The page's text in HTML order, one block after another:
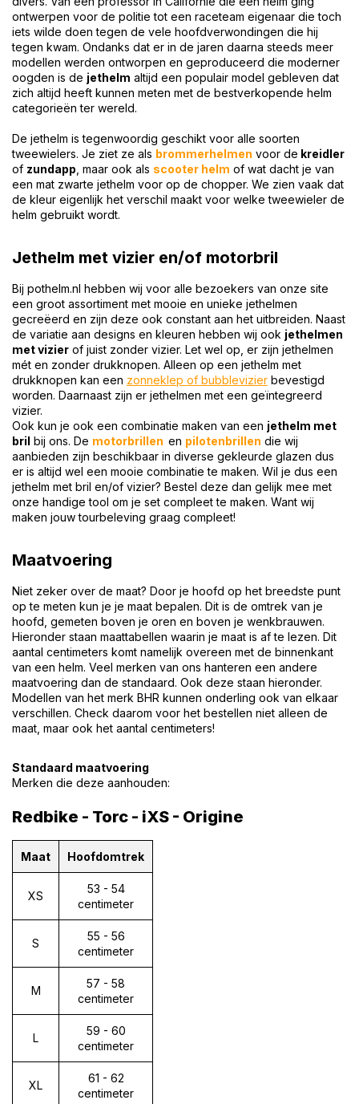
ontwerpen voor de politie tot een raceteam eigenaar die toch
iets wilde doen tegen de vele hoofdverwondingen die hij
tegen kwam. Ondanks dat er in de jaren daarna steeds meer
modellen werden ontworpen en geproduceerd die moderner
oogden is de jethelm altijd een populair model gebleven dat
zich altijd heeft kunnen meten met de bestverkopende helm
categorieën ter wereld.
De jethelm is tegenwoordig geschikt voor alle soorten
tweewielers. Je ziet ze als brommerhelmen voor de kreidler
of zundapp , maar ook als scooter helm of wat dacht je van
een mat zwarte jethelm voor op de chopper. We zien vaak dat
de kleur eigenlijk het verschil maakt voor welke tweewieler de
helm gebruikt wordt.
Jethelm met vizier en/of motorbril
Bij pothelm.nl hebben wij voor alle bezoekers van onze site
een groot assortiment met mooie en unieke jethelmen
gecreëerd en zijn deze ook constant aan het uitbreiden. Naast
de variatie aan designs en kleuren hebben wij ook jethelmen
met vizier of juist zonder vizier. Let wel op, er zijn jethelmen
mét en zonder drukknopen. Alleen op een jethelm met
drukknopen kan een zonneklep of bubblevizier bevestigd
worden. Daarnaast zijn er jethelmen met een geïntegreerd
vizier.
Ook kun je ook een combinatie maken van een jethelm met
bril bij ons. De motorbrillen en pilotenbrillen die wij
aanbieden zijn beschikbaar in diverse gekleurde glazen dus
er is altijd wel een mooie combinatie te maken. Wil je dus een
jethelm met bril en/of vizier? Bestel deze dan gelijk mee met
onze handige tool om je set compleet te maken. Want wij
maken jouw tourbeleving graag compleet!
Maatvoering
Niet zeker over de maat? Door je hoofd op het breedste punt
op te meten kun je je maat bepalen. Dit is de omtrek van je
hoofd, gemeten boven je oren en boven je wenkbrauwen.
Hieronder staan maattabellen waarin je maat is af te lezen. Dit
aantal centimeters komt namelijk overeen met de binnenkant
van een helm. Veel merken van ons hanteren een andere
maatvoering dan de standaard. Ook deze staan hieronder.
Modellen van het merk BHR kunnen onderling ook van elkaar
verschillen. Check daarom voor het bestellen niet alleen de
maat, maar ook het aantal centimeters!
Standaard maatvoering
Merken die deze aanhouden:
Redbike - Torc - iXS - Origine
Maat Hoofdomtrek
XS
53 - 54
centimeter
S
55 - 56
centimeter
M
57 - 58
centimeter
L
59 - 60
centimeter
XL
61 - 62
centimeter